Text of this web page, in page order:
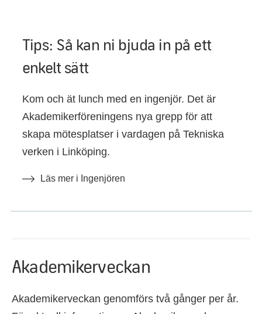
Tips: Så kan ni bjuda in på ett
enkelt sätt
Kom och ät lunch med en ingenjör. Det är
Akademikerföreningens nya grepp för att
skapa mötesplatser i vardagen på Tekniska
verken i Linköping.
Läs mer i Ingenjören
Akademikerveckan
Akademikerveckan genomförs två gånger per år.